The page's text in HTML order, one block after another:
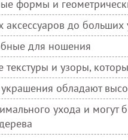
формы и
аксессуаров до
для ношения
текстуры и узоры,
обладают
ухода и